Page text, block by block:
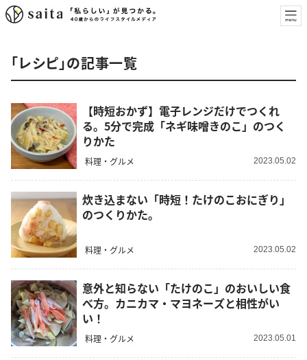
「レシピ」の記事一覧
【時短おかず】電子レンジだけでつくれ
る。5分で完成「ネギ味噌きのこ」のつく
りかた
料理・グルメ 2023.05.02
炊き込まない「時短！たけのこおにぎり」
のつくりかた。
料理・グルメ 2023.05.02
意外と知らない「たけのこ」のおいしい食
べ方。カニカマ・マヨネーズと相性がい
い！
料理・グルメ 2023.05.01